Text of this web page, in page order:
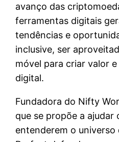
avanço das
ferramentas digitais
tendências e
inclusive, ser
móvel para criar valor
digital.
Fundadora do Nifty
que se propõe a ajudar
entenderem o universo